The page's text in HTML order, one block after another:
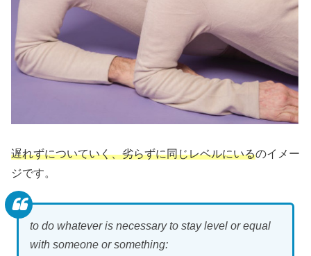
遅れずについていく、劣らずに同じレベルにいるのイメー
ジです。
to do whatever is necessary to stay level or equal
with someone or something: